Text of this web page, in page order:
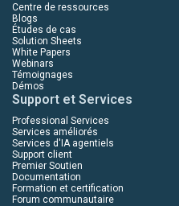
Centre de ressources
Blogs
Études de cas
Solution Sheets
White Papers
Webinars
Témoignages
Démos
Support et Services
Professional Services
Services améliorés
Services d'IA agentiels
Support client
Premier Soutien
Documentation
Formation et certification
Forum communautaire